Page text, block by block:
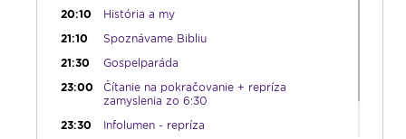
20:10
História a my
21:10
Spoznávame Bibliu
21:30
Gospelparáda
23:00
Čítanie na pokračovanie + repríza
zamyslenia zo 6:30
23:30
Infolumen - repríza